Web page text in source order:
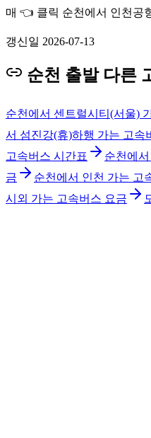
매 👈 클릭 순천에서 인천공
갱신일 2026-07-13
순천 출발 다른
순천에서 센트럴시티(서울)
서 섬진강(휴)하행 가는 고속
고속버스 시간표
순천에
금
순천에서 인천 가는 고
시외 가는 고속버스 요금